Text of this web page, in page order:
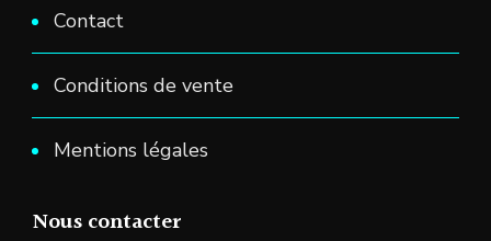
Contact
Conditions de vente
Mentions légales
Nous contacter